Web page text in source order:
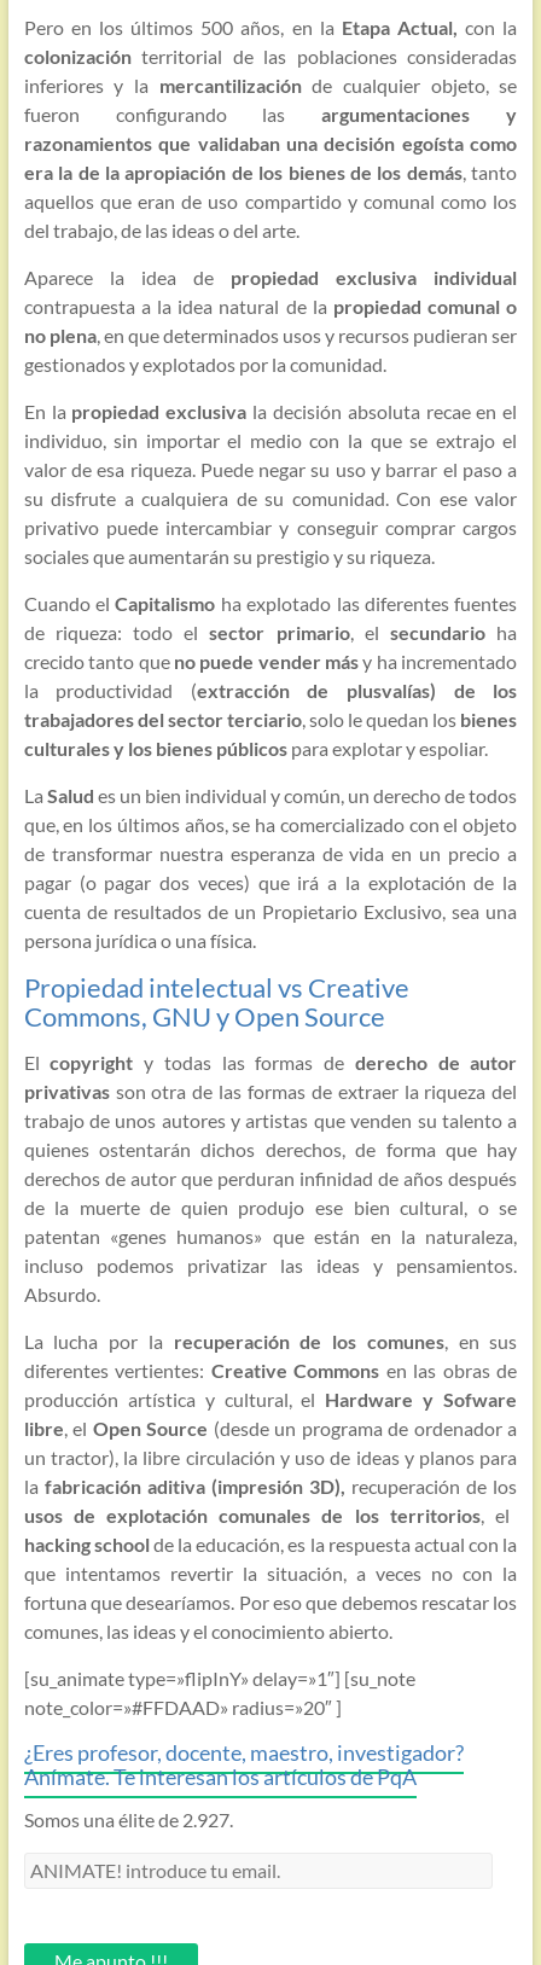
Pero en los últimos 500 años, en la Etapa Actual, con la
colonizaciónterritorial de las poblaciones consideradas
inferiores y la mercantilizaciónde cualquier objeto, se
fueron configurando lasargumentaciones y
razonamientos que validaban una decisión egoísta como
era la de la apropiación de los bienes de los demás, tanto
aquellos que eran de uso compartido y comunal como los
del trabajo, de las ideas o del arte.
Aparece la idea de propiedad exclusiva individual
contrapuesta a la idea natural de la propiedad comunal o
no plena, en que determinados usos y recursos pudieran ser
gestionados y explotados por la comunidad.
En la propiedad exclusiva la decisión absoluta recae en el
individuo, sin importar el medio con la que se extrajo el
valor de esa riqueza. Puede negar su uso y barrar el paso a
su disfrute a cualquiera de su comunidad. Con ese valor
privativo puede intercambiar y conseguir comprar cargos
sociales que aumentarán su prestigio y su riqueza.
Cuando elCapitalismo ha explotado las diferentes fuentes
de riqueza: todo elsector primario, elsecundario ha
crecido tanto que no puede vender másy ha incrementado
la productividad (extracción de plusvalías) de los
trabajadores del sector terciario, solo le quedan los bienes
culturales y los bienes públicospara explotar y espoliar.
La Salud es un bien individual y común, un derecho de todos
que, en los últimos años, se ha comercializado con el objeto
de transformar nuestra esperanza de vida en un precio a
pagar (o pagar dos veces) que irá a la explotación de la
cuenta de resultados de un Propietario Exclusivo, sea una
persona jurídica o una física.
Propiedad intelectual vs Creative
Commons, GNU y Open Source
Elcopyright y todas las formas de derecho de autor
privativasson otra de las formas de extraer la riqueza del
trabajo de unos autores y artistas que venden su talento a
quienes ostentarán dichos derechos, de forma que hay
derechos de autor que perduran infinidad de años después
de la muerte de quien produjo ese bien cultural, o se
patentan «genes humanos» que están en la naturaleza,
incluso podemos privatizar las ideas y pensamientos.
Absurdo.
La lucha por la recuperación de los comunes, en sus
diferentes vertientes: Creative Commons en las obras de
producción artística y cultural, el Hardware y Sofware
libre, el Open Source (desde un programa de ordenador a
un tractor), la libre circulación y uso de ideas y planos para
la fabricación aditiva (impresión 3D), recuperación de los
usos de explotación comunales de los territorios, el
hacking schoolde la educación, es la respuesta actual con la
que intentamos revertir la situación, a veces no con la
fortuna que desearíamos. Por eso que debemos rescatar los
comunes, las ideas y el conocimiento abierto.
[su_animate type=»flipInY» delay=»1″] [su_note
note_color=»#FFDAAD» radius=»20″ ]
¿Eres profesor, docente, maestro, investigador?
Anímate. Te interesan los artículos de PqA
Somos una élite de 2.927.
ANIMATE!
email.